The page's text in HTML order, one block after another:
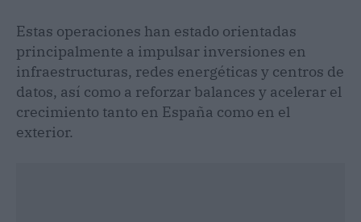
Estas operaciones han estado orientadas
principalmente a impulsar inversiones en
infraestructuras, redes energéticas y centros de
datos, así como a reforzar balances y acelerar el
crecimiento tanto en España como en el
exterior.